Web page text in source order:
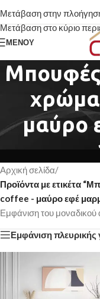
Μετάβαση στην
Μετάβαση στο κύριο
ΜΕΝΟΎ
μαύρο
Αρχική σελίδα/
Προϊόντα με ετικέτα
coffee - μαύρο εφέ
Εμφάνιση του
Εμφάνιση πλευρικής